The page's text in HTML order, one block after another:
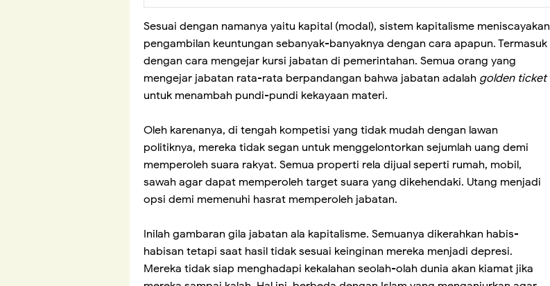
Sesuai dengan namanya yaitu kapital (modal), sistem kapitalisme meniscayakan
pengambilan keuntungan sebanyak-banyaknya dengan cara apapun. Termasuk
dengan cara mengejar kursi jabatan di pemerintahan. Semua orang yang
mengejar jabatan rata-rata berpandangan bahwa jabatan adalah golden ticket
untuk menambah pundi-pundi kekayaan materi.
Oleh karenanya, di tengah kompetisi yang tidak mudah dengan lawan
politiknya, mereka tidak segan untuk menggelontorkan sejumlah uang demi
memperoleh suara rakyat. Semua properti rela dijual seperti rumah, mobil,
sawah agar dapat memperoleh target suara yang dikehendaki. Utang menjadi
opsi demi memenuhi hasrat memperoleh jabatan.
Inilah gambaran gila jabatan ala kapitalisme. Semuanya dikerahkan habis-
habisan tetapi saat hasil tidak sesuai keinginan mereka menjadi depresi.
Mereka tidak siap menghadapi kekalahan seolah-olah dunia akan kiamat jika